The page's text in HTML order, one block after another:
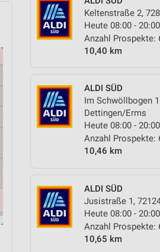
Keltenstraße 2,
Heute 08:00 -
Anzahl Prospekte:
10,40 km
ALDI SÜD
Im Schwöllbogen
Dettingen/Erms
Heute 08:00 -
Anzahl Prospekte:
10,46 km
ALDI SÜD
Jusistraße 1,
Heute 08:00 -
Anzahl Prospekte:
10,65 km